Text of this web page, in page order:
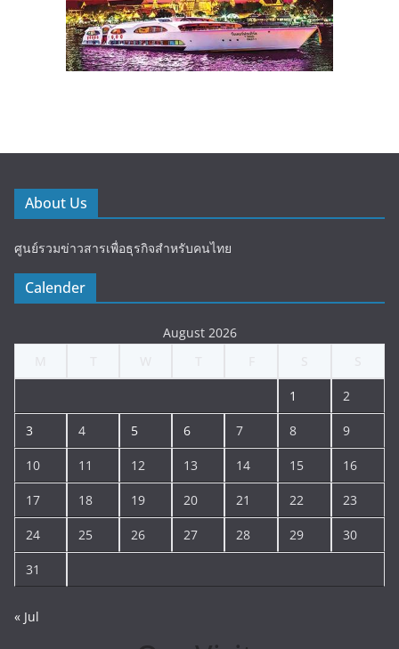
About Us
ศูนย์รวมข่าวสารเพื่อธุรกิจสำหรับคนไทย
Calender
August 2026
1 2
3 4 5 6 7 8 9
10 11 12 13 14 15 16
17 18 19 20 21 22 23
24 25 26 27 28 29 30
31
« Jul